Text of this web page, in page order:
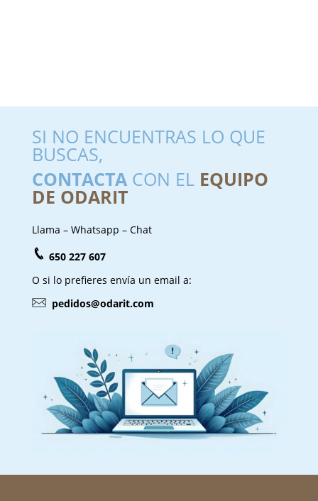
SI NO ENCUENTRAS LO QUE
BUSCAS,
CONTACTACON EL EQUIPO
DE ODARIT
Llama – Whatsapp – Chat
650 227 607
O si lo prefieres envía un email a:
pedidos@odarit.com